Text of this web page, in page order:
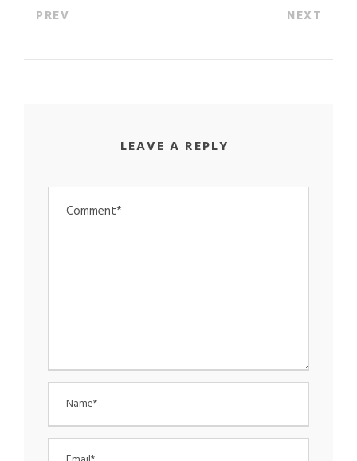
PREV NEXT
LEAVE A REPLY